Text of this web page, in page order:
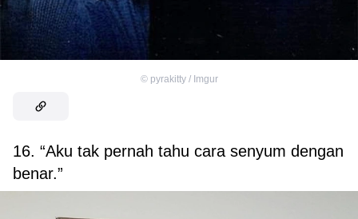
© pyrakitty / Imgur
16. “Aku tak pernah tahu cara senyum dengan
benar.”